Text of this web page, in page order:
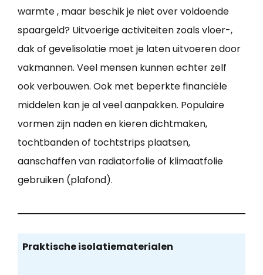
warmte , maar beschik je niet over voldoende
spaargeld? Uitvoerige activiteiten zoals vloer-,
dak of gevelisolatie moet je laten uitvoeren door
vakmannen. Veel mensen kunnen echter zelf
ook verbouwen. Ook met beperkte financiële
middelen kan je al veel aanpakken. Populaire
vormen zijn naden en kieren dichtmaken,
tochtbanden of tochtstrips plaatsen,
aanschaffen van radiatorfolie of klimaatfolie
gebruiken (plafond).
Praktische isolatiematerialen